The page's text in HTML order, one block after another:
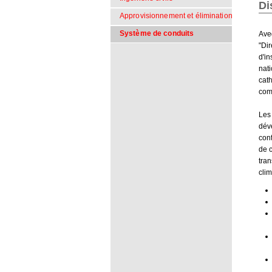
de
Approvisionnement et élimination
Système de conduits